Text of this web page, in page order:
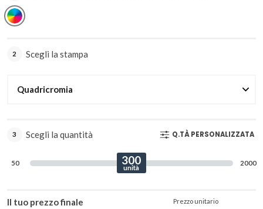
Stampa
Full
2 Scegli la stampa
3 Scegli la quantità Q.TÀ PERSONALIZZATA
300
50 2000
3
la
CONSIGLIATE
4
Il tuo prezzo finale Prezzo unitario